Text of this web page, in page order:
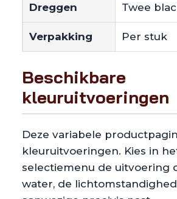
Dreggen Twee
Verpakking Per stuk
Beschikbare
kleuruitvoeringen
Deze variabele
kleuruitvoeringen. Kies in
selectiemenu de uitvoering
water, de